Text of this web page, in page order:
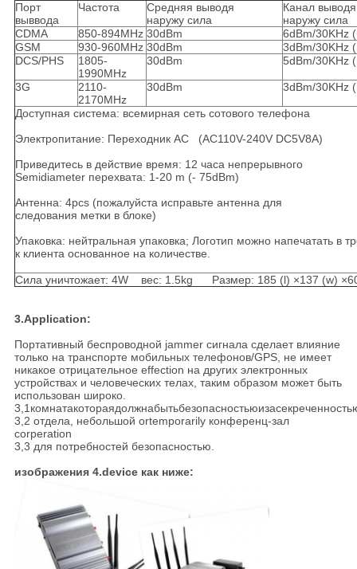
Порт
выввода
Частота
Средняя выводя
наружу сила
Канал выводя
наружу сила
CDMA
850-894MHz 30dBm
6dBm/30KHz
GSM
930-960MHz 30dBm
3dBm/30KHz
DCS/PHS
1805-
1990MHz
30dBm 5dBm/30KHz
3G
2110-
2170MHz
30dBm 3dBm/30KHz
Доступная система: всемирная сеть сотового телефона
Электропитание: Переходник AC (AC110V-240V DC5V8A)
Приведитесь в действие время: 12 часа непрерывного
Semidiameter перехвата: 1-20 m (- 75dBm)
Антенна: 4pcs (пожалуйста исправьте антенна для
следования метки в блоке)
Упаковка: нейтральная упаковка; Логотип можно напечатать в
к клиента основанное на количестве.
Сила уничтожает: 4W вес: 1.5kg Размер: 185 (l) ×137 (w)
3.Application:
Портативный беспроводной jammer сигнала сделает влияние
только на транспорте мобильных телефонов/GPS, не имеет
никакое отрицательное effection на других электронных
устройствах и человеческих телах, таким образом может быть
использован широко.
3,1
3,2 отдела, небольшой ortemporarily конференц-зал
corperation
3,3 для потребностей безопасностью.
изображения 4.device как ниже: